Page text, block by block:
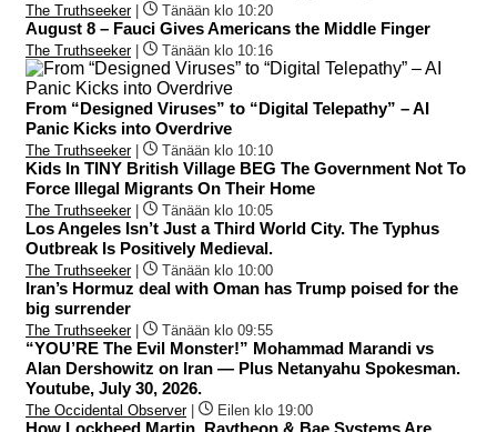
The Truthseeker| Tänään klo 10:20
August 8 – Fauci Gives Americans the Middle Finger
The Truthseeker| Tänään klo 10:16
From “Designed Viruses” to “Digital Telepathy” – AI
Panic Kicks into Overdrive
The Truthseeker| Tänään klo 10:10
Kids In TINY British Village BEG The Government Not To
Force Illegal Migrants On Their Home
The Truthseeker| Tänään klo 10:05
Los Angeles Isn’t Just a Third World City. The Typhus
Outbreak Is Positively Medieval.
The Truthseeker| Tänään klo 10:00
Iran’s Hormuz deal with Oman has Trump poised for the
big surrender
The Truthseeker| Tänään klo 09:55
“YOU’RE The Evil Monster!” Mohammad Marandi vs
Alan Dershowitz on Iran — Plus Netanyahu Spokesman.
Youtube, July 30, 2026.
The Occidental Observer| Eilen klo 19:00
How Lockheed Martin, Raytheon & Bae Systems Are